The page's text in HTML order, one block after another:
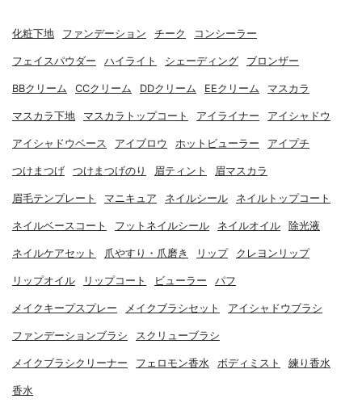
化粧下地 ファンデーション チーク コンシーラー
フェイスパウダー ハイライト シェーディング ブロンザー
BBクリーム CCクリーム DDクリーム EEクリーム マスカラ
マスカラ下地 マスカラトップコート アイライナー アイシャドウ
アイシャドウベース アイブロウ ホットビューラー アイプチ
つけまつげ つけまつげのり 眉ティント 眉マスカラ
眉毛テンプレート マニキュア ネイルシール ネイルトップコート
ネイルベースコート フットネイルシール ネイルオイル 除光液
ネイルケアセット 爪やすり・爪磨き リップ クレヨンリップ
リップオイル リップコート ビューラー パフ
メイクキープスプレー メイクブラシセット アイシャドウブラシ
ファンデーションブラシ スクリューブラシ
メイクブラシクリーナー フェロモン香水 ボディミスト 練り香水
香水